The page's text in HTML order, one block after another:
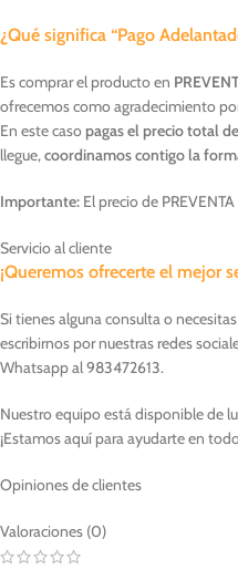
¿Qué significa “Pago
Es comprar el producto en
ofrecemos como agradecimiento
En este casopagas el precio total
llegue,coordinamos contigo la
Importante: El precio de
Servicio al cliente
¡Queremos ofrecerte el mejor
Si tienes alguna consulta o
escribirnos por nuestras redes
Whatsapp al 983472613.
Nuestro equipo está disponible de
¡Estamos aquí para ayudarte en
Opiniones de clientes
Valoraciones (0)